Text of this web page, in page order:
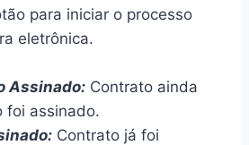
para iniciar o processo
eletrônica.
Assinado: Contrato ainda
foi assinado.
Contrato já foi